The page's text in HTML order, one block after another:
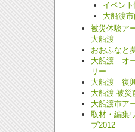
イベン
大船渡
被災体験ア
大船渡
おおふなと
大船渡 オ
リー
大船渡 復
大船渡 被災
大船渡市ア
取材・編集
プ2012